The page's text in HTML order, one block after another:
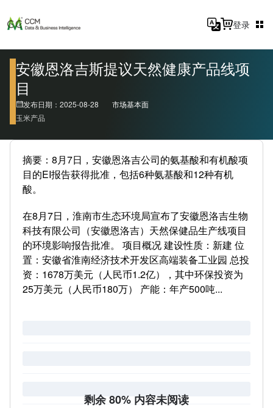
登录
安徽恩洛吉斯提议天然健康产品线项
目
发布日期：2025-08-28
市场基本面
玉米产品
摘要：8月7日，安徽恩洛吉公司的氨基酸和有机酸项
目的EI报告获得批准，包括6种氨基酸和12种有机
酸。
在8月7日，淮南市生态环境局宣布了安徽恩洛吉生物
科技有限公司（安徽恩洛吉）天然保健品生产线项目
的环境影响报告批准。 项目概况 建设性质：新建 位
置：安徽省淮南经济技术开发区高端装备工业园 总投
资：1678万美元（人民币1.2亿），其中环保投资为
25万美元（人民币180万） 产能：年产500吨...
剩余 80% 内容未阅读